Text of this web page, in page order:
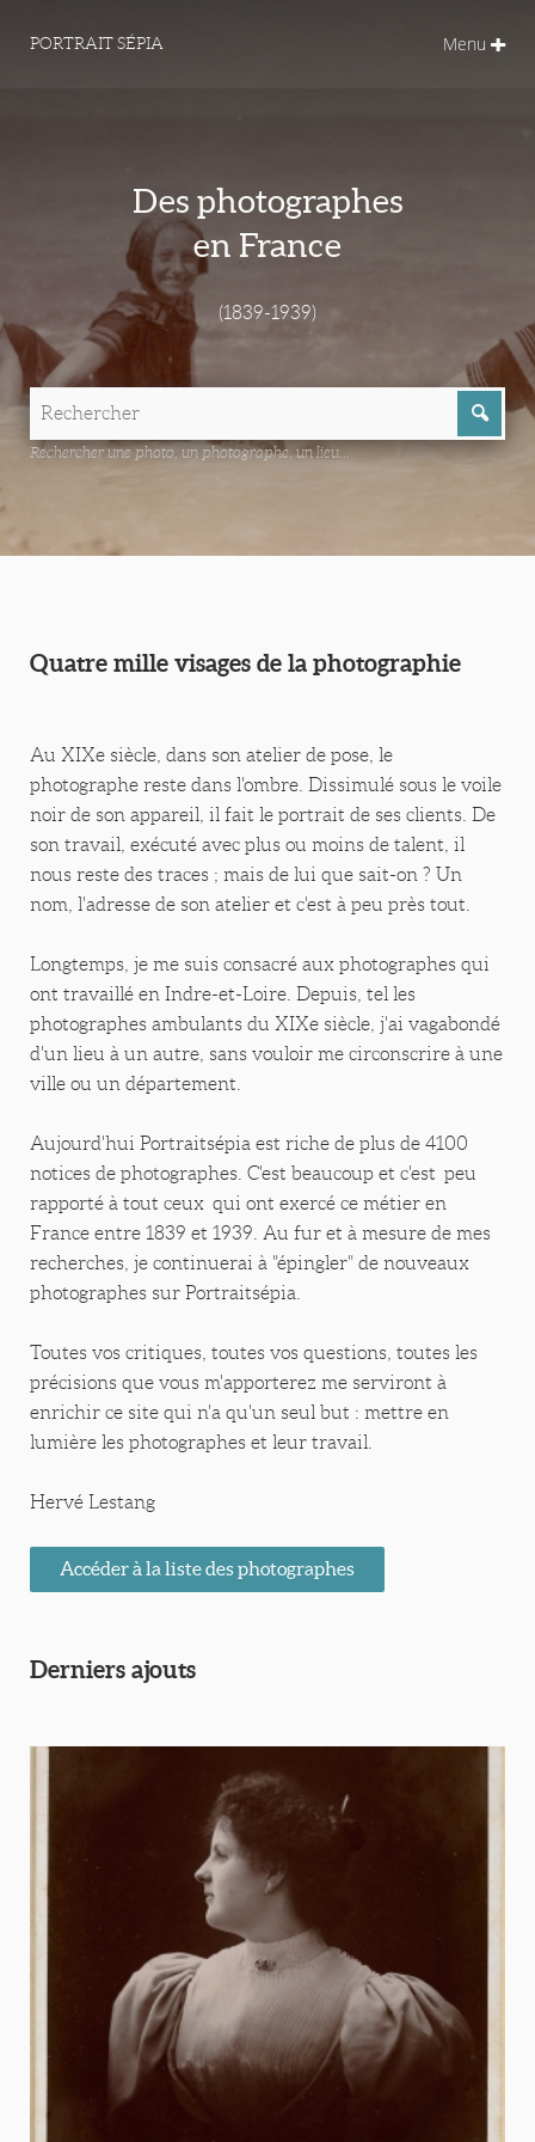
PORTRAIT SÉPIA Menu
Des photographes
en France
(1839-1939)
Rechercher une photo, un photographe, un lieu...
Quatre mille visages de la photographie
Au XIXe siècle, dans son atelier de pose, le
photographe reste dans l'ombre. Dissimulé sous le voile
noir de son appareil, il fait le portrait de ses clients. De
son travail, exécuté avec plus ou moins de talent, il
nous reste des traces ; mais de lui que sait-on ? Un
nom, l'adresse de son atelier et c'est à peu près tout.
Longtemps, je me suis consacré aux photographes qui
ont travaillé en Indre-et-Loire. Depuis, tel les
photographes ambulants du XIXe siècle, j'ai vagabondé
d'un lieu à un autre, sans vouloir me circonscrire à une
ville ou un département.
Aujourd'hui Portraitsépia est riche de plus de 4100
notices de photographes. C'est beaucoup et c'est peu
rapporté à tout ceux qui ont exercé ce métier en
France entre 1839 et 1939. Au fur et à mesure de mes
recherches, je continuerai à "épingler" de nouveaux
photographes sur Portraitsépia.
Toutes vos critiques, toutes vos questions, toutes les
précisions que vous m'apporterez me serviront à
enrichir ce site qui n'a qu'un seul but : mettre en
lumière les photographes et leur travail.
Hervé Lestang
Accéder à la liste des photographes
Derniers ajouts